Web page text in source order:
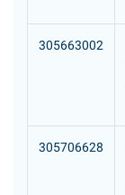
305663002
305706628